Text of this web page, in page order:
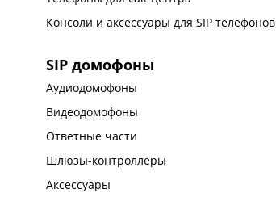
Консоли и аксессуары для SIP телефонов
SIP домофоны
Аудиодомофоны
Видеодомофоны
Ответные части
Шлюзы-контроллеры
Аксессуары